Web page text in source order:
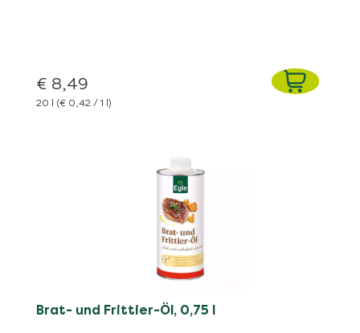
€ 8,49
20 l (€ 0,42 / 1 l)
Brat- und Frittier-Öl, 0,75 l